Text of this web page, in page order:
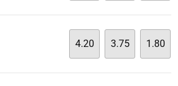
4.20 3.75 1.80